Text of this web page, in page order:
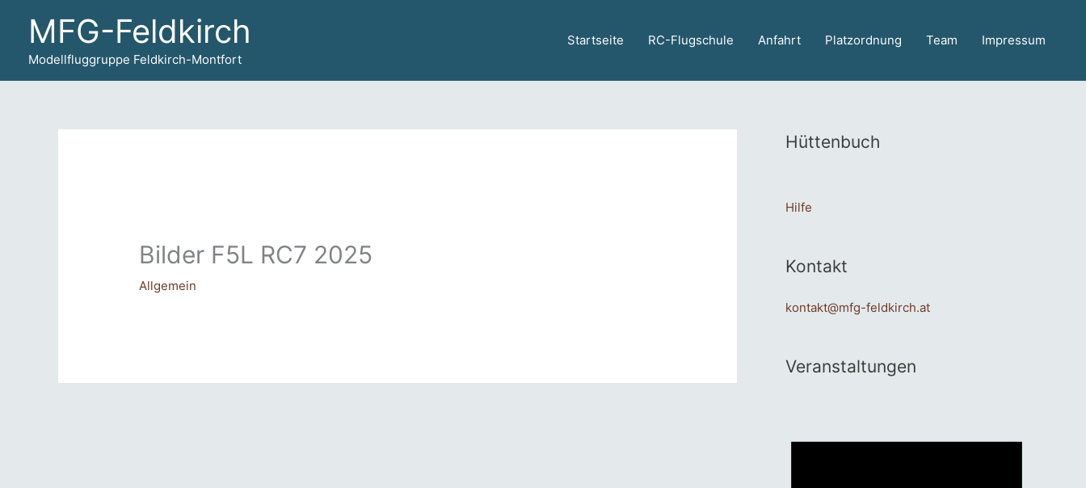
springen
MFG-Feldkirch
Modellfluggruppe Feldkirch-Montfort
Startseite RC-Flugschule Anfahrt Platzordnung Team Impressum
Bilder F5L RC7 2025
Allgemein
Hüttenbuch
Hilfe
Kontakt
kontakt@mfg-feldkirch.at
Veranstaltungen